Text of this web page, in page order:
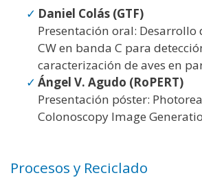
Daniel Colás (GTF)
Presentación oral: Desarrollo
CW en banda C para
caracterización de aves en
Ángel V. Agudo (RoPERT)
Presentación póster:
Colonoscopy Image
Procesos y Reciclado